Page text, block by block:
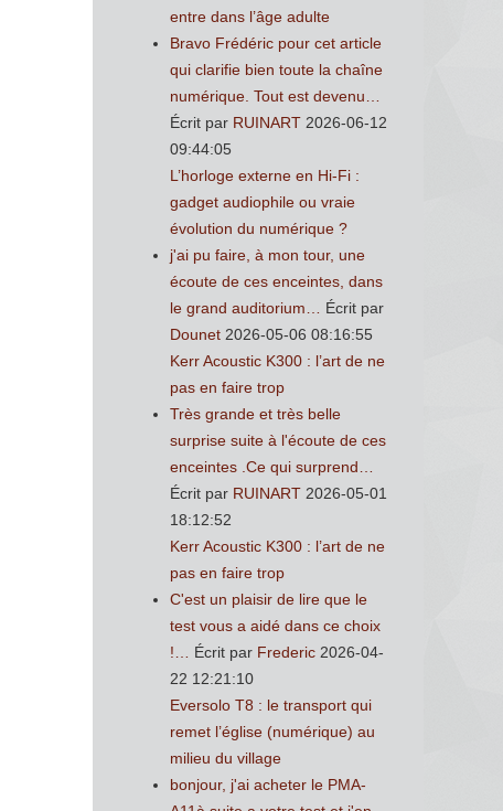
entre dans l’âge adulte
Bravo Frédéric pour cet article
qui clarifie bien toute la chaîne
numérique. Tout est devenu…
Écrit par RUINART 2026-06-12
09:44:05
L’horloge externe en Hi-Fi :
gadget audiophile ou vraie
évolution du numérique ?
j'ai pu faire, à mon tour, une
écoute de ces enceintes, dans
le grand auditorium…
Écrit par
Dounet 2026-05-06 08:16:55
Kerr Acoustic K300 : l’art de ne
pas en faire trop
Très grande et très belle
surprise suite à l'écoute de ces
enceintes .Ce qui surprend…
Écrit par RUINART 2026-05-01
18:12:52
Kerr Acoustic K300 : l’art de ne
pas en faire trop
C'est un plaisir de lire que le
test vous a aidé dans ce choix
!…
Écrit par Frederic 2026-04-
22 12:21:10
Eversolo T8 : le transport qui
remet l’église (numérique) au
milieu du village
bonjour, j'ai acheter le PMA-